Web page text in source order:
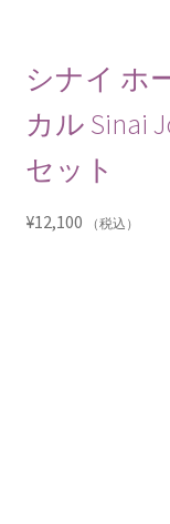
シナイ ホ
カル Sinai
セット
¥12,100 （税込）